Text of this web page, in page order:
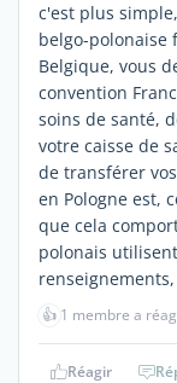
c'est plus
belgo-polonaise
Belgique, vous
convention
soins de santé,
votre caisse de
de transférer
en Pologne est,
que cela
polonais
renseignements,
👍 1 membre a
Réagir